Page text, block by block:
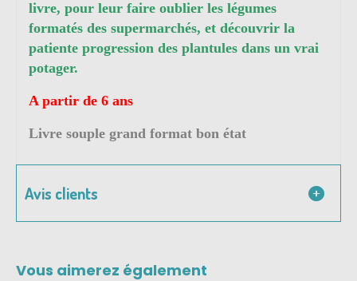
livre, pour leur faire oublier les légumes
formatés des supermarchés, et découvrir la
patiente progression des plantules dans un vrai
potager.
A partir de 6 ans
Livre souple grand format bon état
Avis clients
Vous aimerez également